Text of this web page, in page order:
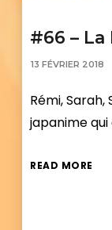
#66 –
13 FÉVRIER 2018
Rémi, Sarah,
japanime
READ MORE